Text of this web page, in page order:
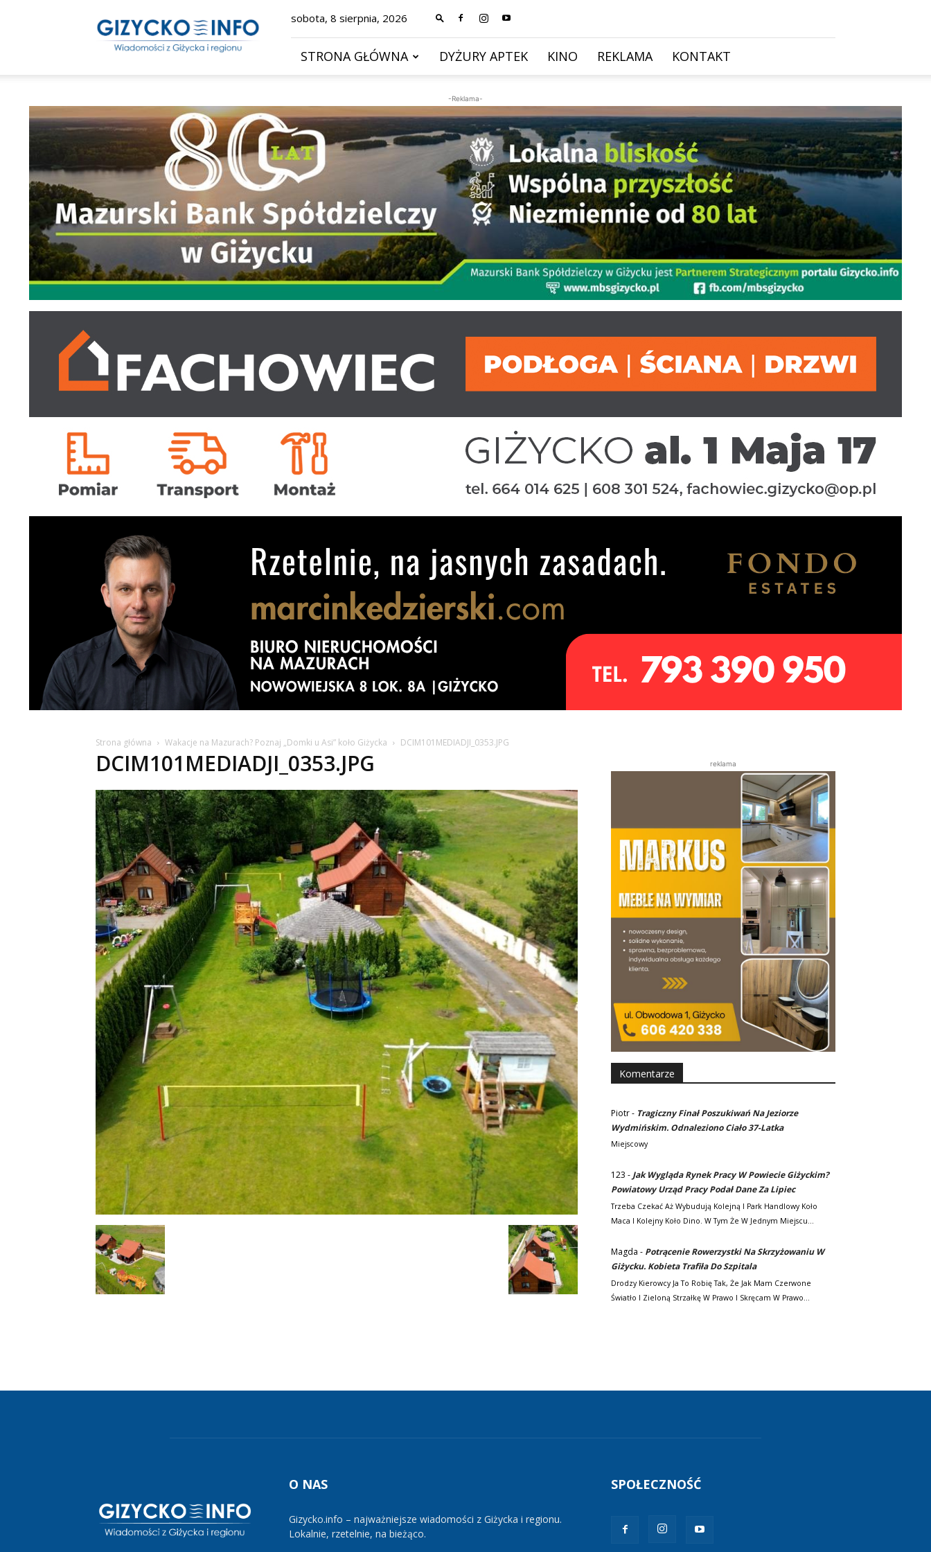
–
wiadomości
sobota, 8 sierpnia, 2026
STRONA GŁÓWNA DYŻURY APTEK KINO REKLAMA KONTAKT
-Reklama-
Strona główna Wakacje na Mazurach? Poznaj „Domki u Asi” koło Giżycka DCIM101MEDIADJI_0353.JPG
DCIM101MEDIADJI_0353.JPG reklama
Komentarze
Piotr- Tragiczny Finał Poszukiwań Na Jeziorze
Wydmińskim. Odnaleziono Ciało 37-Latka
Miejscowy
123 - Jak Wygląda Rynek Pracy W Powiecie Giżyckim?
Powiatowy Urząd Pracy Podał Dane Za Lipiec
Trzeba Czekać Aż Wybudują Kolejną I Park Handlowy Koło
Maca I Kolejny Koło Dino. W Tym Że W Jednym Miejscu…
Magda - Potrącenie Rowerzystki Na Skrzyżowaniu W
Giżycku. Kobieta Trafiła Do Szpitala
Drodzy Kierowcy Ja To Robię Tak, Że Jak Mam Czerwone
Światło I Zieloną Strzałkę W Prawo I Skręcam W Prawo…
O NAS
Gizycko.info – najważniejsze wiadomości z Giżycka i regionu.
Lokalnie, rzetelnie, na bieżąco.
SPOŁECZNOŚĆ